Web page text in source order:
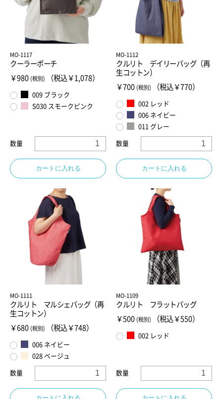
MO-1117
クーラーポーチ
￥980 (税別) （税込￥1,078）
009 ブラック
S030 スモークピンク
数量
カートに入れる
MO-1112
クルリト デイリーバッグ（再
生コットン）
￥700 (税別) （税込￥770）
002 レッド
006 ネイビー
011 グレー
数量
カートに入れる
MO-1111
クルリト マルシェバッグ（再
生コットン）
￥680 (税別) （税込￥748）
006 ネイビー
028 ベージュ
数量
MO-1109
クルリト フラットバッグ
￥500 (税別) （税込￥550）
002 レッド
数量
お買い物を続ける カートへ進む